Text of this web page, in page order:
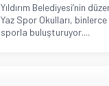
Yıldırım Belediyesi’nin
Yaz Spor Okulları,
sporla buluşturuyor....